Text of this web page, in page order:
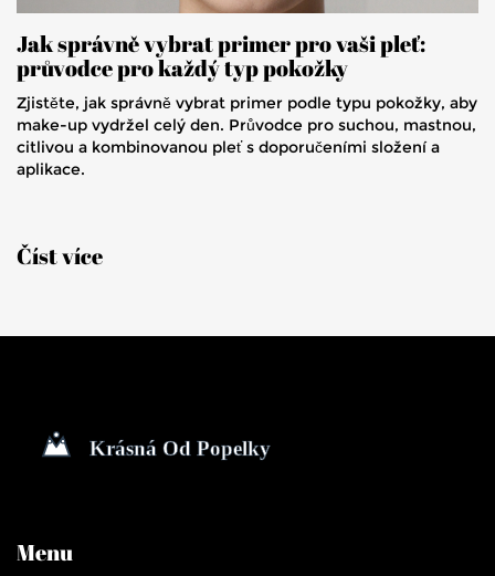
Jak správně vybrat primer pro vaši pleť:
průvodce pro každý typ pokožky
Zjistěte, jak správně vybrat primer podle typu pokožky, aby
make-up vydržel celý den. Průvodce pro suchou, mastnou,
citlivou a kombinovanou pleť s doporučeními složení a
aplikace.
Číst více
Menu